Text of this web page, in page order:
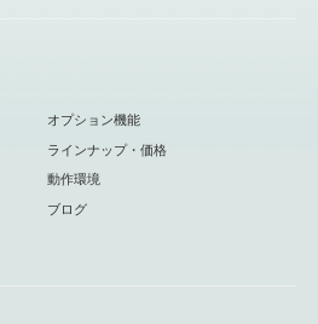
オプション機能
ラインナップ・価格
動作環境
ブログ